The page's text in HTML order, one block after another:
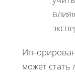
может